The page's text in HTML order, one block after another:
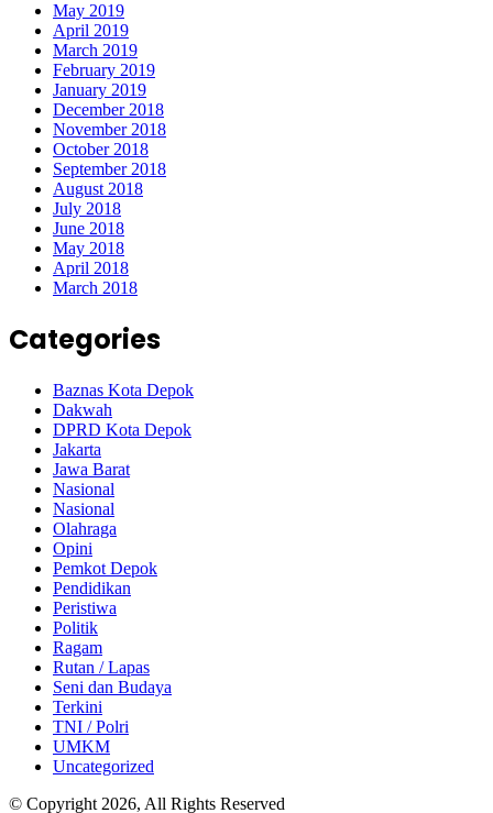
May 2019
April 2019
March 2019
February 2019
January 2019
December 2018
November 2018
October 2018
September 2018
August 2018
July 2018
June 2018
May 2018
April 2018
March 2018
Categories
Baznas Kota Depok
Dakwah
DPRD Kota Depok
Jakarta
Jawa Barat
Nasional
Nasional
Olahraga
Opini
Pemkot Depok
Pendidikan
Peristiwa
Politik
Ragam
Rutan / Lapas
Seni dan Budaya
Terkini
TNI / Polri
UMKM
Uncategorized
© Copyright 2026, All Rights Reserved